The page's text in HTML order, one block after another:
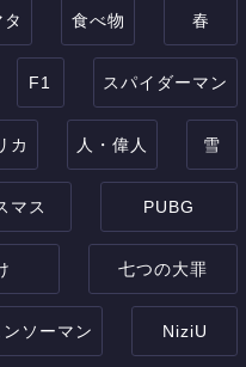
食べ物 春
F1 スパイダーマン
カ 人・偉人 雪
マス PUBG
七つの大罪
ソーマン NiziU